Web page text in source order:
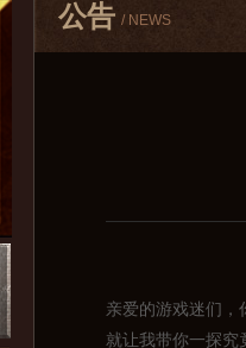
公告 / NEWS
亲爱的游戏迷们，
就让我带你一探究